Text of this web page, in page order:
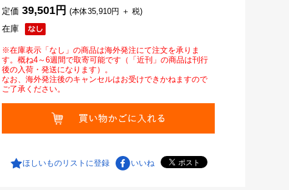
在庫
定価 39,501円 (本体35,910円 ＋ 税)
※在庫表示「なし」の商品は海外発注にて注文を承りま
す。概ね4～6週間で取寄可能です（「近刊」の商品は刊行
後の入荷・発送になります）。
なお、海外発注後のキャンセルはお受けできかねますので
ご了承ください。
ほしいものリストに登録 いいね